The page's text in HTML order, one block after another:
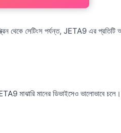
থেকে সেটিংস পর্যন্ত, JETA9 এর প্রতিটি
মাঝারি মানের ডিভাইসেও ভালোভাবে চলে।